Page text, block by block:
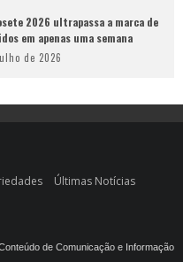
2026 ultrapassa a marca de
em apenas uma semana
de 2026
Últimas Notícias
de Comunicação e Informação